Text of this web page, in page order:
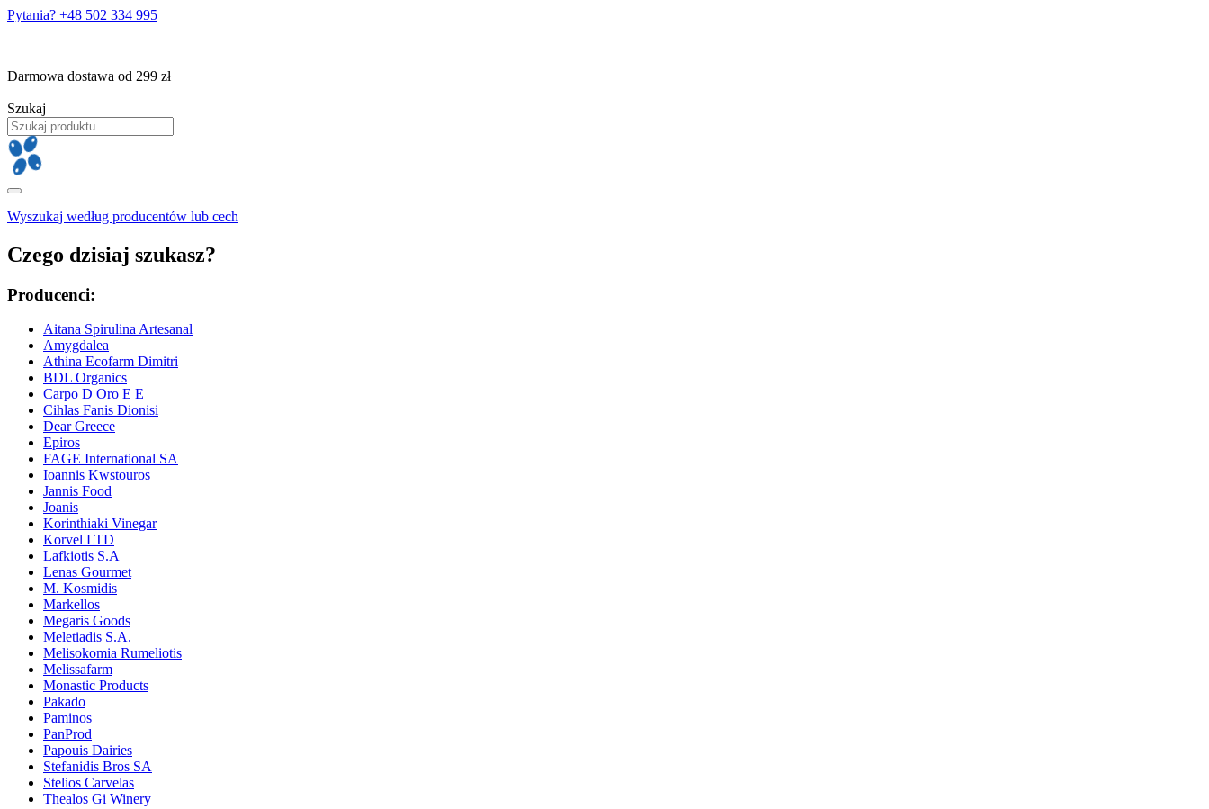
Pytania? +48 502 334 995
Darmowa dostawa od 299 zł
Szukaj
Wyszukaj według producentów lub cech
Czego dzisiaj szukasz?
Producenci:
Aitana Spirulina Artesanal
Amygdalea
Athina Ecofarm Dimitri
BDL Organics
Carpo D Oro E E
Cihlas Fanis Dionisi
Dear Greece
Epiros
FAGE International SA
Ioannis Kwstouros
Jannis Food
Joanis
Korinthiaki Vinegar
Korvel LTD
Lafkiotis S.A
Lenas Gourmet
M. Kosmidis
Markellos
Megaris Goods
Meletiadis S.A.
Melisokomia Rumeliotis
Melissafarm
Monastic Products
Pakado
Paminos
PanProd
Papouis Dairies
Stefanidis Bros SA
Stelios Carvelas
Thealos Gi Winery